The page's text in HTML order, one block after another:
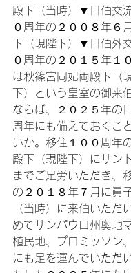
殿下（当時）▼日伯交
０周年の２００８年６
下（現陛下）▼日伯外
０周年の２０１５年１
は秋篠宮同妃両殿下（
下）という皇室の御来
ならば、２０２５年の
周年にも備えておくこ
いか。移住１００周年
殿下（現陛下）にサン
までご足労いただき、
の２０１８年７月に眞
（当時）に来伯いただ
めてサンパウロ州奥地
植民地、プロミッソン
にも足を運んでいただ